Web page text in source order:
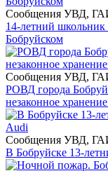
Сообщения УВД,
14-летний
Бобруйском
Сообщения УВД,
РОВД города
незаконное
Сообщения УВД,
В Бобруйске 13-